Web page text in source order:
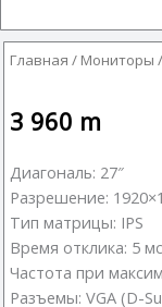
Главная / Мониторы
3 960 m
Диагональ: 27″
Разрешение:
Тип матрицы: IPS
Время отклика: 5 мс
Частота при
Разъемы: VGA (D-